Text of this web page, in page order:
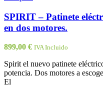
SPIRIT – Patinete
en dos motores.
899,00 € IVA Incluido
Spirit el nuevo patinete
potencia. Dos motores a
El